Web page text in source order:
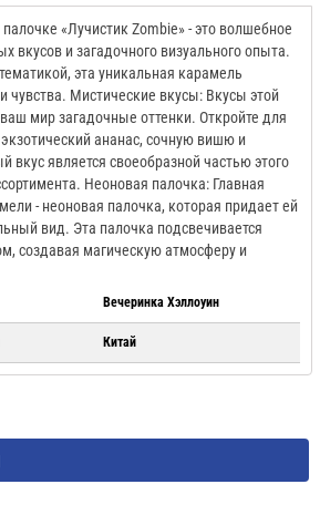
«Лучистик Zombie» - это волшебное
вкусов и загадочного визуального опыта.
эта уникальная карамель
чувства. Мистические вкусы: Вкусы этой
мир загадочные оттенки. Откройте для
ананас, сочную вишю и
вкус является своеобразной частью этого
Неоновая палочка: Главная
- неоновая палочка, которая придает ей
вид. Эта палочка подсвечивается
создавая магическую атмосферу и
Вечеринка Хэллоуин
Китай